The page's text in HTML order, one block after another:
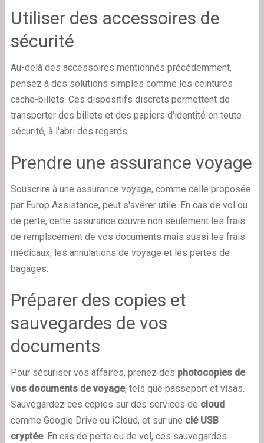
Utiliser des accessoires de
sécurité
Au-delà des accessoires mentionnés précédemment,
pensez à des solutions simples comme les ceintures
cache-billets. Ces dispositifs discrets permettent de
transporter des billets et des papiers d'identité en toute
sécurité, à l'abri des regards.
Prendre une assurance voyage
Souscrire à une assurance voyage, comme celle proposée
par Europ Assistance, peut s'avérer utile. En cas de vol ou
de perte, cette assurance couvre non seulement les frais
de remplacement de vos documents mais aussi les frais
médicaux, les annulations de voyage et les pertes de
bagages.
Préparer des copies et
sauvegardes de vos
documents
Pour sécuriser vos affaires, prenez des photocopies de
vos documents de voyage, tels que passeport et visas.
Sauvegardez ces copies sur des services de cloud
comme Google Drive ou iCloud, et sur une clé USB
cryptée. En cas de perte ou de vol, ces sauvegardes